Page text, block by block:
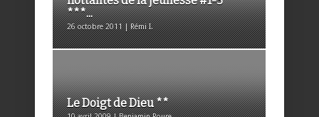
***...
26 octobre 2011 | Rémi I.
Le Doigt de Dieu **